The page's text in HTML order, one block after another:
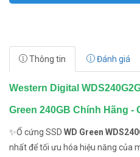
Thông tin Đánh giá
Western Digital
Green 240GB Chính Hãng -
✨Ổ cứng SSD WD Green
nhất để tối ưu hóa hiệu năng của